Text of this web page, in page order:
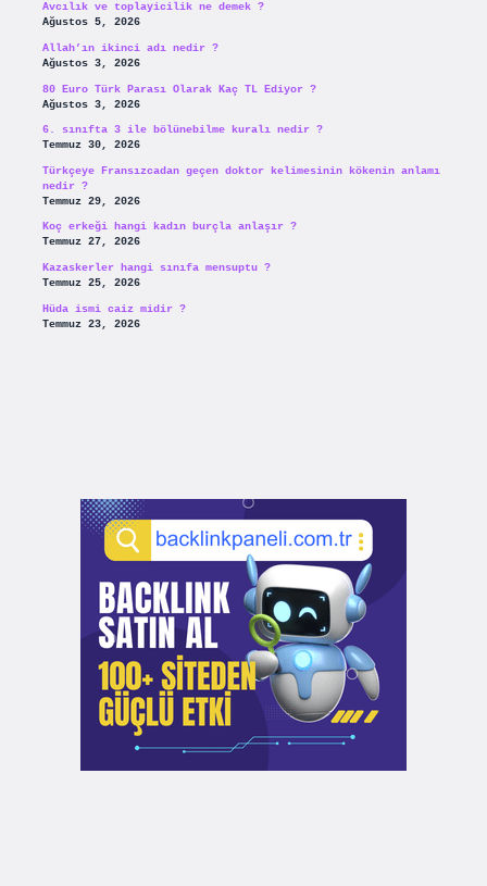
Avcılık ve toplayicilik ne demek ?
Ağustos 5, 2026
Allah’ın ikinci adı nedir ?
Ağustos 3, 2026
80 Euro Türk Parası Olarak Kaç TL Ediyor ?
Ağustos 3, 2026
6. sınıfta 3 ile bölünebilme kuralı nedir ?
Temmuz 30, 2026
Türkçeye Fransızcadan geçen doktor kelimesinin kökenin anlamı
nedir ?
Temmuz 29, 2026
Koç erkeği hangi kadın burçla anlaşır ?
Temmuz 27, 2026
Kazaskerler hangi sınıfa mensuptu ?
Temmuz 25, 2026
Hüda ismi caiz midir ?
Temmuz 23, 2026